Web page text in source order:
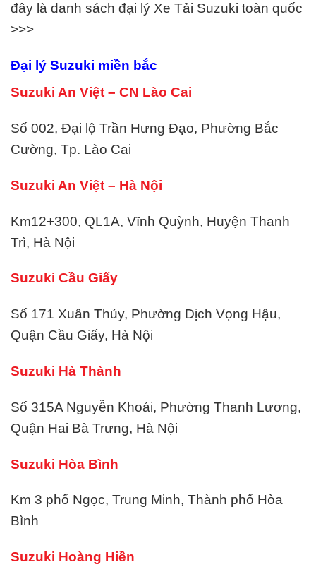
đây là danh sách đại lý Xe Tải Suzuki toàn quốc
>>>
Đại lý Suzuki miền bắc
Suzuki An Việt – CN Lào Cai
Số 002, Đại lộ Trần Hưng Đạo, Phường Bắc
Cường, Tp. Lào Cai
Suzuki An Việt – Hà Nội
Km12+300, QL1A, Vĩnh Quỳnh, Huyện Thanh
Trì, Hà Nội
Suzuki Cầu Giấy
Số 171 Xuân Thủy, Phường Dịch Vọng Hậu,
Quận Cầu Giấy, Hà Nội
Suzuki Hà Thành
Số 315A Nguyễn Khoái, Phường Thanh Lương,
Quận Hai Bà Trưng, Hà Nội
Suzuki Hòa Bình
Km 3 phố Ngọc, Trung Minh, Thành phố Hòa
Bình
Suzuki Hoàng Hiền